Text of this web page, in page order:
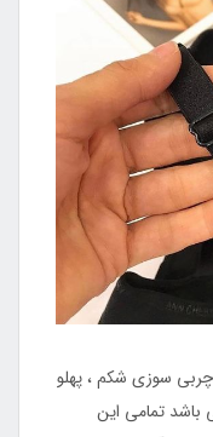
سوزی شکم ، پهلو
باشد تمامی این